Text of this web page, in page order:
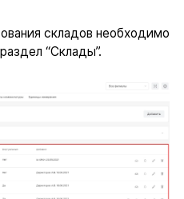
складов необходимо
“Склады”.